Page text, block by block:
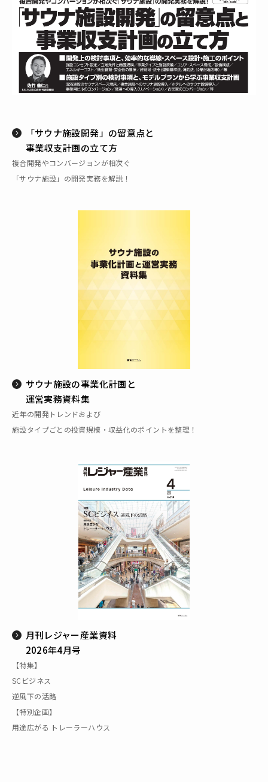
「サウナ施設開発」の留意点と
事業収支計画の立て方
複合開発やコンバージョンが相次ぐ
「サウナ施設」の開発実務を解説！
サウナ施設の事業化計画と
運営実務資料集
近年の開発トレンドおよび
施設タイプごとの投資規模・収益化のポイントを整理！
月刊レジャー産業資料
2026年4月号
【特集】
SCビジネス
逆風下の活路
【特別企画】
用途広がる トレーラーハウス